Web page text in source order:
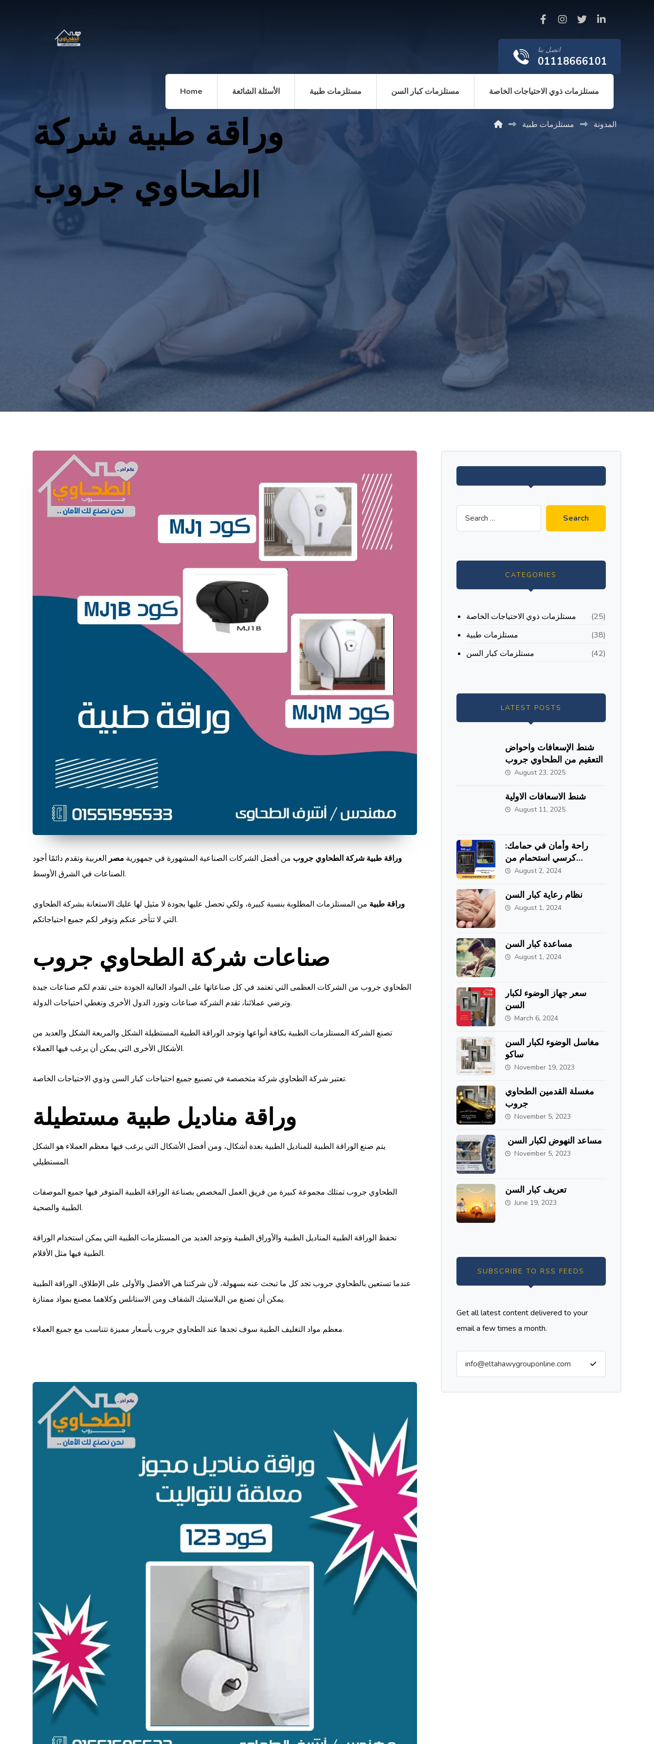
اتصل بنا
01118666101
Home الأسئلة الشائعة مستلزمات طبية مستلزمات كبار السن مستلزمات ذوي الاحتياجات الخاصة
وراقة طبية شركة
الطحاوي جروب
المدونة مستلزمات طبية
وراقة طبية شركة الطحاوي جروب من أفضل الشركات الصناعية المشهورة في جمهورية مصر العربية وتقدم دائمًا أجود
الصناعات في الشرق الأوسط.
وراقة طبية من المستلزمات المطلوبة بنسبة كبيرة، ولكي تحصل عليها بجودة لا مثيل لها عليك الاستعانة بشركة الطحاوي
التي لا تتأخر عنكم وتوفر لكم جميع احتياجاتكم.
صناعات شركة الطحاوي جروب
الطحاوي جروب من الشركات العظمى التي تعتمد في كل صناعاتها على المواد العالية الجودة حتى تقدم لكم صناعات جيدة
وترضي عملائنا، تقدم الشركة صناعات وتورد الدول الأخرى وتغطي احتياجات الدولة.
تصنع الشركة المستلزمات الطبية بكافة أنواعها وتوجد الوراقة الطبية المستطيلة الشكل والمربعة الشكل والعديد من
الأشكال الأخرى التي يمكن أن يرغب فيها العملاء.
تعتبر شركة الطحاوي شركة متخصصة في تصنيع جميع احتياجات كبار السن وذوي الاحتياجات الخاصة.
وراقة مناديل طبية مستطيلة
يتم صنع الوراقة الطبية للمناديل الطبية بعدة أشكال، ومن أفضل الأشكال التي يرغب فيها معظم العملاء هو الشكل
المستطيلي.
الطحاوي جروب تمتلك مجموعة كبيرة من فريق العمل المخصص بصناعة الوراقة الطبية المتوفر فيها جميع الموصفات
الطبية والصحية.
تحفظ الوراقة الطبية المناديل الطبية والأوراق الطبية وتوجد العديد من المستلزمات الطبية التي يمكن استخدام الوراقة
الطبية فيها مثل الأقلام.
عندما تستعين بالطحاوي جروب تجد كل ما تبحث عنه بسهولة، لأن شركتنا هي الأفضل والأولى على الإطلاق، الوراقة الطبية
يمكن أن تصنع من البلاستيك الشفاف ومن الاستانلس وكلاهما مصنع بمواد ممتازة.
معظم مواد التغليف الطبية سوف تجدها عند الطحاوي جروب بأسعار مميزة تتناسب مع جميع العملاء.
CATEGORIES
مستلزمات ذوي الاحتياجات الخاصة
(25)
مستلزمات طبية
(38)
مستلزمات كبار السن
(42)
LATEST POSTS
شنط الإسعافات واحواض
التعقيم من الطحاوي جروب
August 23, 2025
شنط الاسعافات الاولية
August 11, 2025
راحة وأمان في حمامك:
كرسي استحمام من
الاستانلس ستيل من
August 2, 2024
نظام رعاية كبار السن
August 1, 2024
مساعدة كبار السن
August 1, 2024
سعر جهاز الوضوء لكبار
السن
March 6, 2024
مغاسل الوضوء لكبار السن
ساكو
November 19, 2023
مغسلة القدمين الطحاوي
جروب
November 5, 2023
مساعد النهوض لكبار السن
November 5, 2023
تعريف كبار السن
June 19, 2023
SUBSCRIBE TO RSS FEEDS
Get all latest content delivered to your
email a few times a month.